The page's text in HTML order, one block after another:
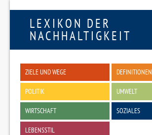
LEXIKON DER
NACHHALTIGKEIT
ZIELE UND WEGE DEFINITIONEN
POLITIK UMWELT
WIRTSCHAFT SOZIALES
LEBENSSTIL